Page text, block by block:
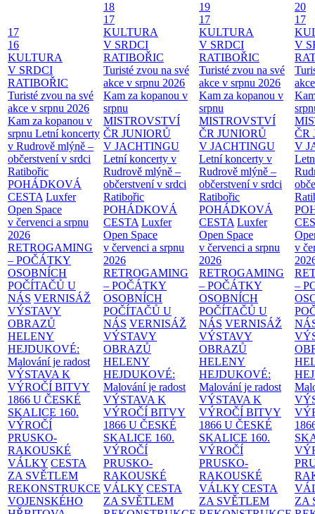
17
16
KULTURA
V SRDCI
RATIBOŘIC
Turisté zvou na své
akce v srpnu 2026
Kam za kopanou v
srpnu Letní koncerty
v Rudrově mlýně –
občerstvení v srdci
Ratibořic
POHÁDKOVÁ
CESTA Luxfer
Open Space
v červenci a srpnu
2026
RETROGAMING
– POČÁTKY
OSOBNÍCH
POČÍTAČŮ U
NÁS VERNISÁŽ
VÝSTAVY
OBRAZŮ
HELENY
HEJDUKOVÉ:
Malování je radost
VÝSTAVA K
VÝROČÍ BITVY
1866 U ČESKÉ
SKALICE 160.
VÝROČÍ
PRUSKO-
RAKOUSKÉ
VÁLKY CESTA
ZA SVĚTLEM
REKONSTRUKCE
VOJENSKÉHO
18
17
KULTURA
V SRDCI
RATIBOŘIC
Turisté zvou na své
akce v srpnu 2026
Kam za kopanou v
srpnu
MISTROVSTVÍ
ČR JUNIORŮ
V JACHTINGU
Letní koncerty v
Rudrově mlýně –
občerstvení v srdci
Ratibořic
POHÁDKOVÁ
CESTA Luxfer
Open Space
v červenci a srpnu
2026
RETROGAMING
– POČÁTKY
OSOBNÍCH
POČÍTAČŮ U
NÁS VERNISÁŽ
VÝSTAVY
OBRAZŮ
HELENY
HEJDUKOVÉ:
Malování je radost
VÝSTAVA K
VÝROČÍ BITVY
1866 U ČESKÉ
SKALICE 160.
VÝROČÍ
PRUSKO-
RAKOUSKÉ
VÁLKY CESTA
ZA SVĚTLEM
19
17
KULTURA
V SRDCI
RATIBOŘIC
Turisté zvou na své
akce v srpnu 2026
Kam za kopanou v
srpnu
MISTROVSTVÍ
ČR JUNIORŮ
V JACHTINGU
Letní koncerty v
Rudrově mlýně –
občerstvení v srdci
Ratibořic
POHÁDKOVÁ
CESTA Luxfer
Open Space
v červenci a srpnu
2026
RETROGAMING
– POČÁTKY
OSOBNÍCH
POČÍTAČŮ U
NÁS VERNISÁŽ
VÝSTAVY
OBRAZŮ
HELENY
HEJDUKOVÉ:
Malování je radost
VÝSTAVA K
VÝROČÍ BITVY
1866 U ČESKÉ
SKALICE 160.
VÝROČÍ
PRUSKO-
RAKOUSKÉ
VÁLKY CESTA
ZA SVĚTLEM
20
17
V
ČR
V
v
–
ZA